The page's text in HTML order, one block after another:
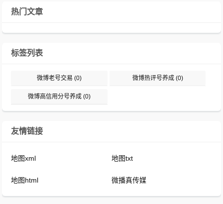
热门文章
标签列表
微博老号交易 (0) 微博热评号养成(0)
微博高信用分号养成 (0)
友情链接
地图xml 地图txt
地图html 微播真传媒